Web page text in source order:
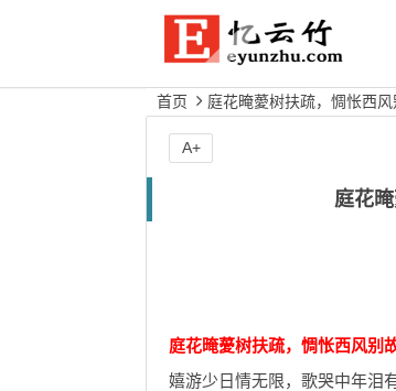
首页 庭花晻薆树扶疏，惆怅西
庭花
庭花晻薆树扶疏，惆怅西风别
嬉游少日情无限，歌哭中年泪
A+